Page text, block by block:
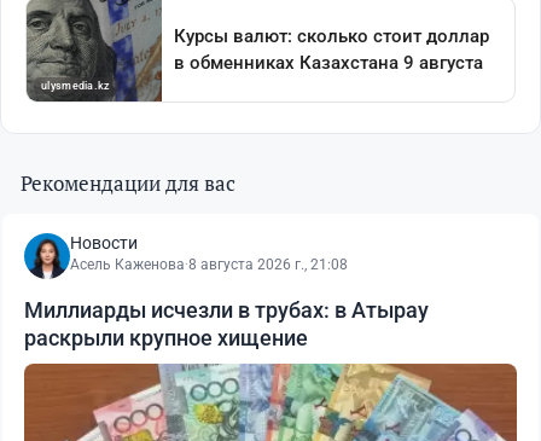
Рекомендации для вас
Новости
Асель Каженова·8 августа 2026 г., 21:08
Миллиарды исчезли в трубах: в Атырау
раскрыли крупное хищение